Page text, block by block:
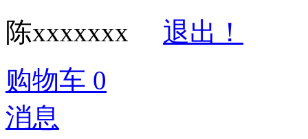
陈xxxxxxx
退出！
购物车 0
消息